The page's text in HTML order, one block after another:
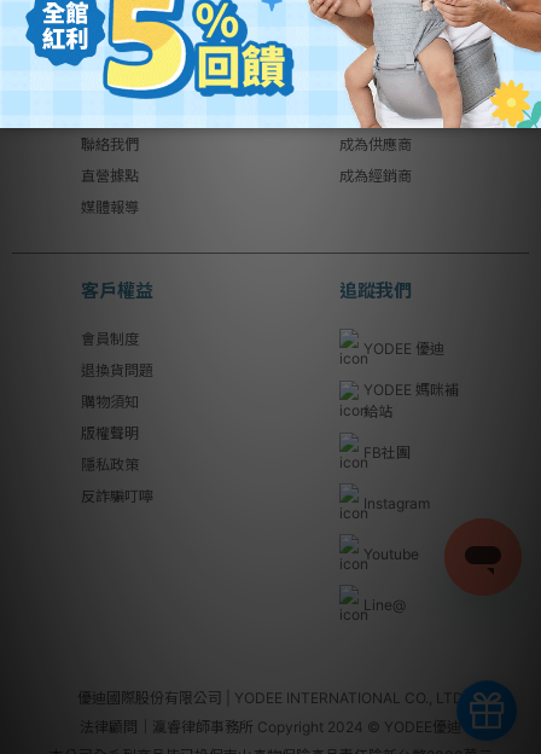
關於我們
異業合作
聯絡我們
直營據點
媒體報導
品牌總覽
品牌代理
創作者募集
成為供應商
成為經銷商
客戶權益
會員制度
退換貨問題
購物須知
版權聲明
隱私政策
反詐騙叮嚀
追蹤我們
YODEE 優迪
YODEE 媽咪補
給站
FB社團
Instagram
Youtube
Line@
優迪國際股份有限公司 | YODEE INTERNATIONAL CO., LTD
法律顧問｜瀛睿律師事務所 Copyright 2024 © YODEE優迪